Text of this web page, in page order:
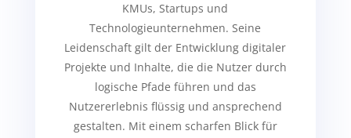
KMUs, Startups und
Technologieunternehmen. Seine
Leidenschaft gilt der Entwicklung digitaler
Projekte und Inhalte, die die Nutzer durch
logische Pfade führen und das
Nutzererlebnis flüssig und ansprechend
gestalten. Mit einem scharfen Blick für